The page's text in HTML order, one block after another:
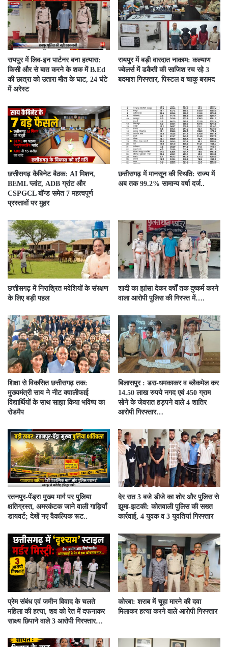
रायपुर में लिव-इन पार्टनर बना हत्यारा:
किसी और से बात करने के शक में B.Ed
की छात्रा को उतारा मौत के घाट, 24 घंटे
में अरेस्ट
रायपुर में बड़ी वारदात नाकाम: कल्याण
ज्वेलर्स में डकैती की साजिश रच रहे 3
बदमाश गिरफ्तार, पिस्टल व चाकू बरामद
छत्तीसगढ़ कैबिनेट बैठक: AI मिशन,
BEML प्लांट, ADB ग्रांट और
CSPGCL बॉन्ड समेत 7 महत्वपूर्ण
प्रस्तावों पर मुहर
छत्तीसगढ़ में मानसून की स्थिति: राज्य में
अब तक 99.2% सामान्य वर्षा दर्ज..
छत्तीसगढ़ में निराश्रित मवेशियों के संरक्षण
के लिए बड़ी पहल
शादी का झांसा देकर वर्षों तक दुष्कर्म करने
वाला आरोपी पुलिस की गिरफ्त में….
शिक्षा से विकसित छत्तीसगढ़ तक:
मुख्यमंत्री साय ने नीट क्वालीफाई
विद्यार्थियों के साथ साझा किया भविष्य का
रोडमैप
बिलासपुर : डरा-धमकाकर व ब्लैकमेल कर
14.50 लाख रुपये नगद एवं 450 ग्राम
सोने के जेवरात हड़पने वाले 4 शातिर
आरोपी गिरफ्तार…
रतनपुर-पेंड्रा मुख्य मार्ग पर पुलिया
क्षतिग्रस्त, अमरकंटक जाने वाली गाड़ियाँ
डायवर्ट; देखें नए वैकल्पिक रूट..
देर रात 3 बजे डीजे का शोर और पुलिस से
झूमा-झटकी: कोतवाली पुलिस की सख्त
कार्रवाई, 4 युवक व 3 युवतियां गिरफ्तार
प्रेम संबंध एवं जमीन विवाद के चलते
महिला की हत्या, शव को रेत में दफनाकर
साक्ष्य छिपाने वाले 3 आरोपी गिरफ्तार…
कोरबा: शराब में चूहा मारने की दवा
मिलाकर हत्या करने वाले आरोपी गिरफ्तार